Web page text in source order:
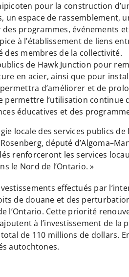
pour la construction
espace de rassemblement,
programmes, événements
à l’établissement de liens
des membres de la collectivité.
de Hawk Junction pour
en acier, ainsi que pour
d’améliorer et de
permettre l’utilisation
éducatives et des
locale des services publics
député
renforceront les services
le Nord de l’Ontario. »
effectués par
de douane et des
l’Ontario. Cette priorité
à l’investissement de
de 110 millions de
autochtones.